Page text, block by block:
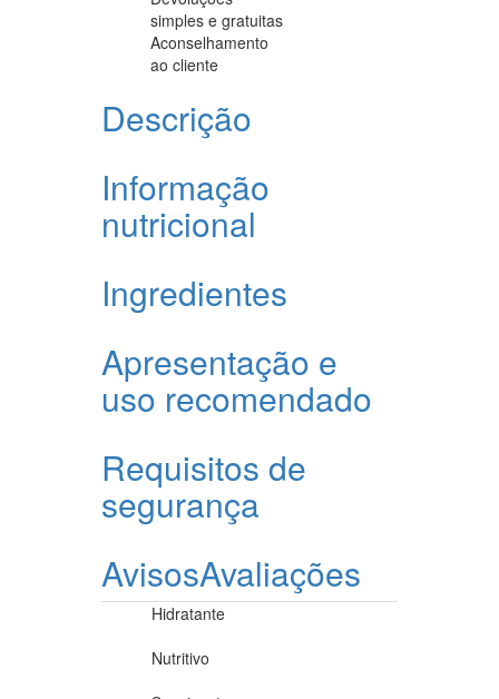
simples e gratuitas
Aconselhamento
ao cliente
Descrição
Informação
nutricional
Ingredientes
Apresentação e
uso recomendado
Requisitos de
segurança
AvisosAvaliações
Hidratante
Nutritivo